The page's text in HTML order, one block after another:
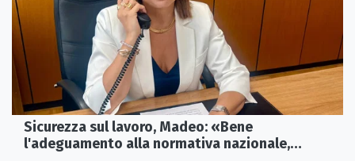
Sicurezza sul lavoro, Madeo: «Bene
l'adeguamento alla normativa nazionale,